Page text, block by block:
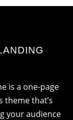
is a one-page
theme that’s
your audience